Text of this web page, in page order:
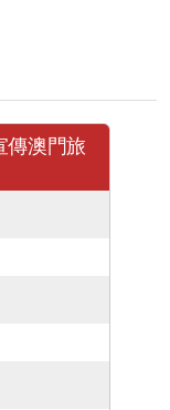
澳門旅